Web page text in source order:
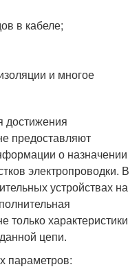
в кабеле;
и многое
достижения
предоставляют
о назначении
электропроводки. В
устройствах на
только характеристики
цепи.
параметров: